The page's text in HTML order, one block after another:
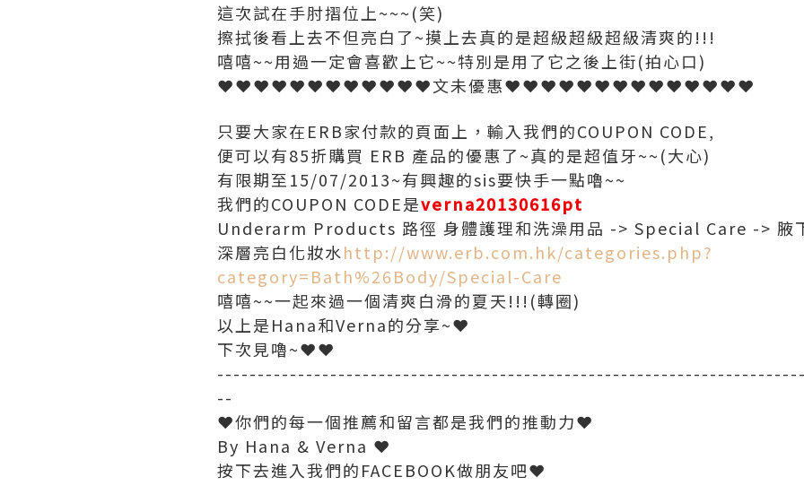
這次試在手肘摺位上~~~(笑)
擦拭後看上去不但亮白了~摸上去真的是超級超級超級清爽的!!!
嘻嘻~~用過一定會喜歡上它~~特別是用了它之後上街(拍心口)
❤❤❤❤❤❤❤❤❤❤❤❤文未優惠❤❤❤❤❤❤❤❤❤❤❤❤❤❤
只要大家在ERB家付款的頁面上，輸入我們的COUPON CODE,
便可以有85折購買 ERB 產品的優惠了~真的是超值牙~~(大心)
有限期至15/07/2013~有興趣的sis要快手一點嚕~~
我們的COUPON CODE是verna20130616pt
Underarm Products 路徑 身體護理和洗澡用品 -> Special Care -> 腋
深層亮白化妝水http://www.erb.com.hk/categories.php?
category=Bath%26Body/Special-Care
嘻嘻~~一起來過一個清爽白滑的夏天!!!(轉圈)
以上是Hana和Verna的分享~❤
下次見嚕~❤❤
--
❤你們的每一個推薦和留言都是我們的推動力❤
By Hana & Verna ❤
按下去進入我們的FACEBOOK做朋友吧❤